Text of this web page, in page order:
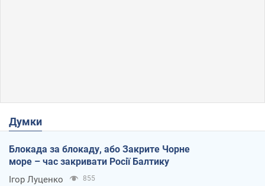
Думки
Блокада за блокаду, або Закрите Чорне
море – час закривати Росії Балтику
Ігор Луценко 855